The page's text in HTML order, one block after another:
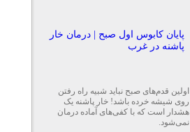
پایان کابوس اول صبح | درمان خار
پاشنه در غرب
اولین قدم‌های صبح نباید شبیه راه رفتن
روی شیشه خرده باشد! خار پاشنه یک
هشدار است که با کفی‌های آماده درمان
نمی‌شود.